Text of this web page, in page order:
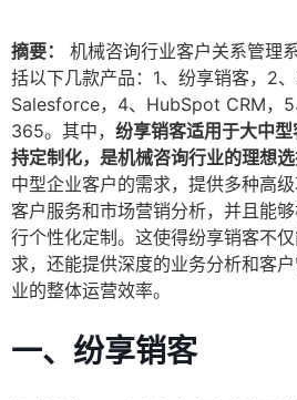
摘要：
机械咨询行业客户关系管理
括以下几款产品：1、纷享销客，2
Salesforce，4、HubSpot CRM，
365。其中， 纷享销客适用于大中
持定制化，是机械咨询行业的理想
中型企业客户的需求，提供多种高级
客户服务和市场营销分析，并且能
行个性化定制。这使得纷享销客不
求，还能提供深度的业务分析和客
业的整体运营效率。
一、纷享销客